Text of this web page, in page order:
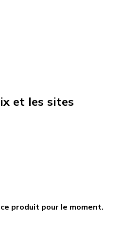
et les sites
produit pour le moment.